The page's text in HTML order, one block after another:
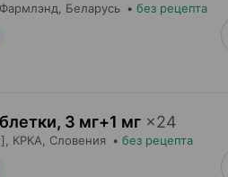
Фармлэнд , Беларусь • без рецепта
, 3 мг+1 мг ×24
КРКА , Словения • без рецепта